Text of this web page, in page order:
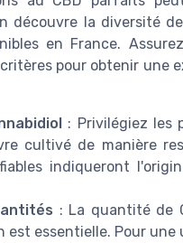
découvre la diversité
en France.
pour obtenir une
: Privilégiez les
cultivé de manière
indiqueront
: La quantité de
est essentielle. Pour